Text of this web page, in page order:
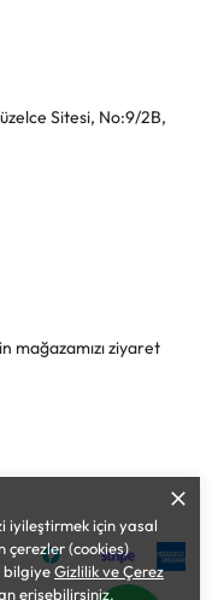
iyileştirmek için yasal
çerezler (cookies)
bilgiyeGizlilik ve Çerez
erişebilirsiniz.
Sitesi, No:9/2B,
mağazamızı ziyaret